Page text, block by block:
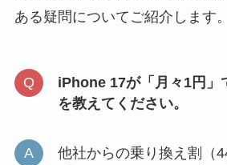
ある疑問についてご紹介します。
iPhone 17が「月々1円」
を教えてください。
他社からの乗り換え割（